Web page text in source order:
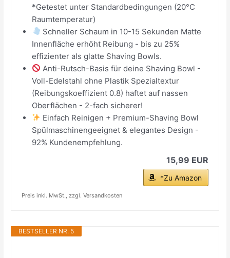
*Getestet unter Standardbedingungen (20°C
Raumtemperatur)
Schneller Schaum in 10-15 Sekunden Matte
Innenfläche erhöht Reibung - bis zu 25%
effizienter als glatte Shaving Bowls.
Anti-Rutsch-Basis für deine Shaving Bowl -
Voll-Edelstahl ohne Plastik Spezialtextur
(Reibungskoeffizient 0.8) haftet auf nassen
Oberflächen - 2-fach sicherer!
Einfach Reinigen + Premium-Shaving Bowl
Spülmaschinengeeignet & elegantes Design -
92% Kundenempfehlung.
15,99 EUR
*Zu Amazon
Preis inkl. MwSt., zzgl. Versandkosten
BESTSELLER NR. 5